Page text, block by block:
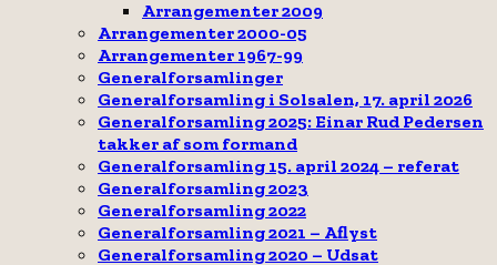
Arrangementer 2009
Arrangementer 2000-05
Arrangementer 1967-99
Generalforsamlinger
Generalforsamling i Solsalen, 17. april 2026
Generalforsamling 2025: Einar Rud Pedersen
takker af som formand
Generalforsamling 15. april 2024 – referat
Generalforsamling 2023
Generalforsamling 2022
Generalforsamling 2021 – Aflyst
Generalforsamling 2020 – Udsat